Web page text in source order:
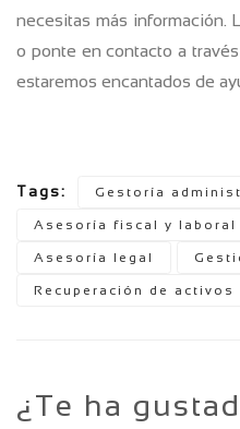
necesitas más información.
o ponte en contacto a
estaremos encantados de
Tags: Gestoría
Asesoría fiscal y laboral
Asesoría legal
Recuperación de activos
¿Te ha